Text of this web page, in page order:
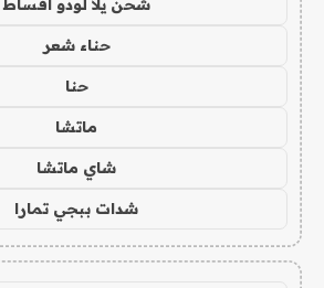
شحن يلا لودو اقساط
حناء شعر
حنا
ماتشا
شاي ماتشا
شدات ببجي تمارا